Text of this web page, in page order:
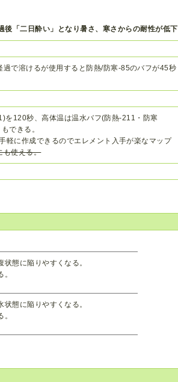
後「二日酔い」となり暑さ、寒さからの耐性が低下
で溶けるが使用すると防熱/防寒-85のバフが45秒
を120秒、高体温は温水バフ(防熱-211・防寒
できる。
軽に作成できるのでエレメント入手が楽なマップ
も使える。
態に陥りやすくなる。
態に陥りやすくなる。